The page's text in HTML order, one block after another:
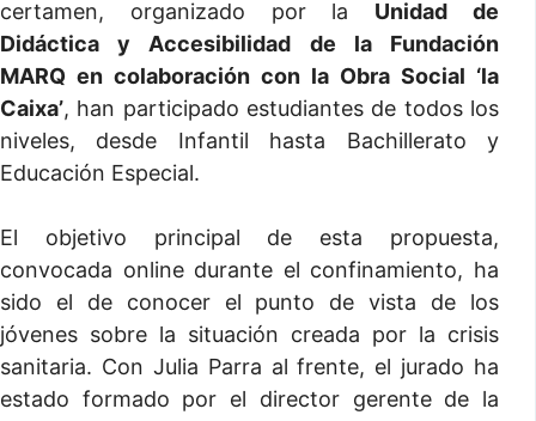
certamen, organizado por la Unidad de
Didáctica y Accesibilidad de la Fundación
MARQ en colaboración con la Obra Social ‘la
Caixa’, han participado estudiantes de todos los
niveles, desde Infantil hasta Bachillerato y
Educación Especial.
El objetivo principal de esta propuesta,
convocada online durante el confinamiento, ha
sido el de conocer el punto de vista de los
jóvenes sobre la situación creada por la crisis
sanitaria. Con Julia Parra al frente, el jurado ha
estado formado por el director gerente de la